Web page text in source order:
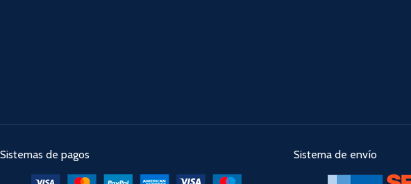
Sistemas de pagos Sistema de envío